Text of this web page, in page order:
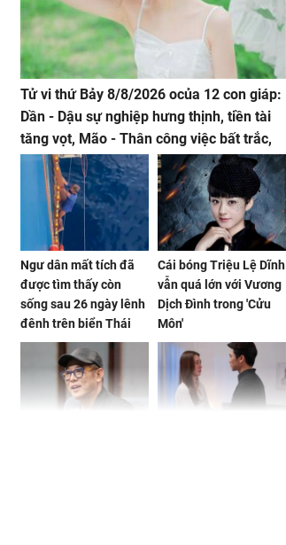
Tử vi thứ Bảy 8/8/2026 ocủa 12 con giáp:
Dần - Dậu sự nghiệp hưng thịnh, tiền tài
tăng vọt, Mão - Thân công việc bất trắc,
tiền mất tật mang
Ngư dân mất tích đã
được tìm thấy còn
sống sau 26 ngày lênh
đênh trên biển Thái
Bình Dương
Cái bóng Triệu Lệ Dĩnh
vẫn quá lớn với Vương
Dịch Đình trong 'Cửu
Môn'